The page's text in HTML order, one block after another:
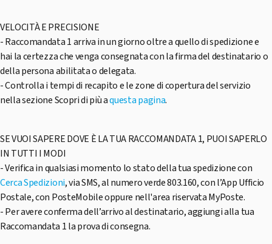
VELOCITÀ E PRECISIONE
- Raccomandata 1 arriva in un giorno oltre a quello di spedizione e
hai la certezza che venga consegnata con la firma del destinatario o
della persona abilitata o delegata.
- Controlla i tempi di recapito e le zone di copertura del servizio
nella sezione Scopri di più aquesta pagina.
SE VUOI SAPERE DOVE È LA TUA RACCOMANDATA 1, PUOI SAPERLO
IN TUTTI I MODI
- Verifica in qualsiasi momento lo stato della tua spedizione con
Cerca Spedizioni, via SMS, al numero verde 803.160, con l’App Ufficio
Postale, con PosteMobile oppure nell'area riservata MyPoste.
- Per avere conferma dell’arrivo al destinatario, aggiungi alla tua
Raccomandata 1 la prova di consegna.